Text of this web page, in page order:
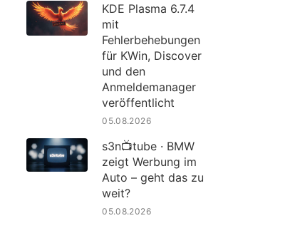
KDE Plasma 6.7.4
mit
Fehlerbehebungen
für KWin, Discover
und den
Anmeldemanager
veröffentlicht
05.08.2026
s3n📺tube · BMW
zeigt Werbung im
Auto – geht das zu
weit?
05.08.2026